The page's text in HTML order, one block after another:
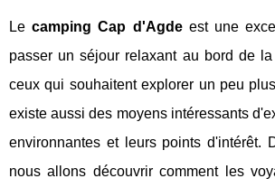
Lecamping Cap d'Agdeest une
passer un séjour relaxant au bord de
ceux qui souhaitent explorer un peu
existe aussi des moyens intéressants
environnantes et leurs points d'intérêt.
nous allons découvrir comment les